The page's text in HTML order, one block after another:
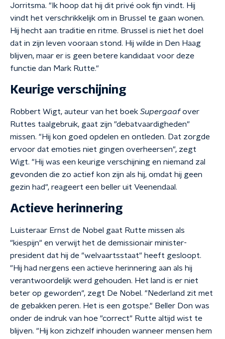
Jorritsma. "Ik hoop dat hij dit privé ook fijn vindt. Hij
vindt het verschrikkelijk om in Brussel te gaan wonen.
Hij hecht aan traditie en ritme. Brussel is niet het doel
dat in zijn leven vooraan stond. Hij wilde in Den Haag
blijven, maar er is geen betere kandidaat voor deze
functie dan Mark Rutte."
Keurige verschijning
Robbert Wigt, auteur van het boek Supergaafover
Ruttes taalgebruik, gaat zijn "debatvaardigheden"
missen. "Hij kon goed opdelen en ontleden. Dat zorgde
ervoor dat emoties niet gingen overheersen", zegt
Wigt. "Hij was een keurige verschijning en niemand zal
gevonden die zo actief kon zijn als hij, omdat hij geen
gezin had", reageert een beller uit Veenendaal.
Actieve herinnering
Luisteraar Ernst de Nobel gaat Rutte missen als
"kiespijn" en verwijt het de demissionair minister-
president dat hij de "welvaartsstaat" heeft gesloopt.
"Hij had nergens een actieve herinnering aan als hij
verantwoordelijk werd gehouden. Het land is er niet
beter op geworden", zegt De Nobel. "Nederland zit met
de gebakken peren. Het is een gotspe." Beller Don was
onder de indruk van hoe "correct" Rutte altijd wist te
blijven. "Hij kon zichzelf inhouden wanneer mensen hem